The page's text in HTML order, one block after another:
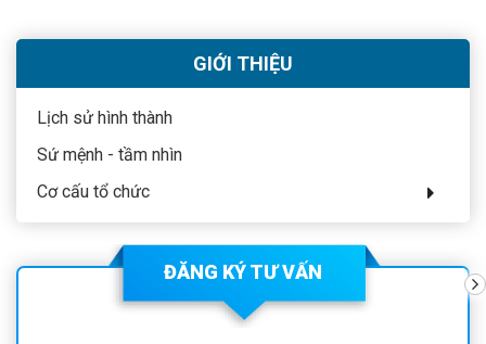
TRÁCH KINH TẾ
GIỚI THIỆU
Lịch sử hình thành
Sứ mệnh - tầm nhìn
Cơ cấu tổ chức
ĐĂNG KÝ TƯ VẤN